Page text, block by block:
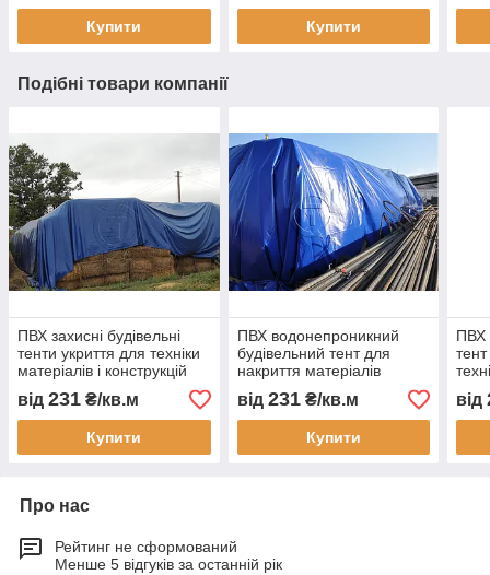
Купити
ПВХ для СТО
Купити
Подібні товари компанії
ПВХ захисні будівельні
тенти укриття для техніки
матеріалів і конструкцій
водонепроникне накриття
для будмайданчика
від 231 ₴/кв.м
Купити
ПВХ водонепроникний
будівельний тент для
накриття матеріалів
техніки та конструкцій
захисне укриття на
будмайданчику і складах
від 231₴/кв.м
Купити
ПВХ
для
від
Про нас
Рейтинг не сформований
Менше 5 відгуків за останній рік